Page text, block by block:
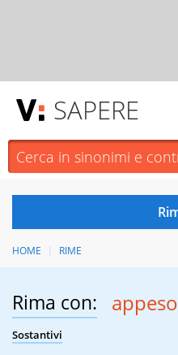
SAPERE
HOME RIME
Rima con: appeso
Sostantivi